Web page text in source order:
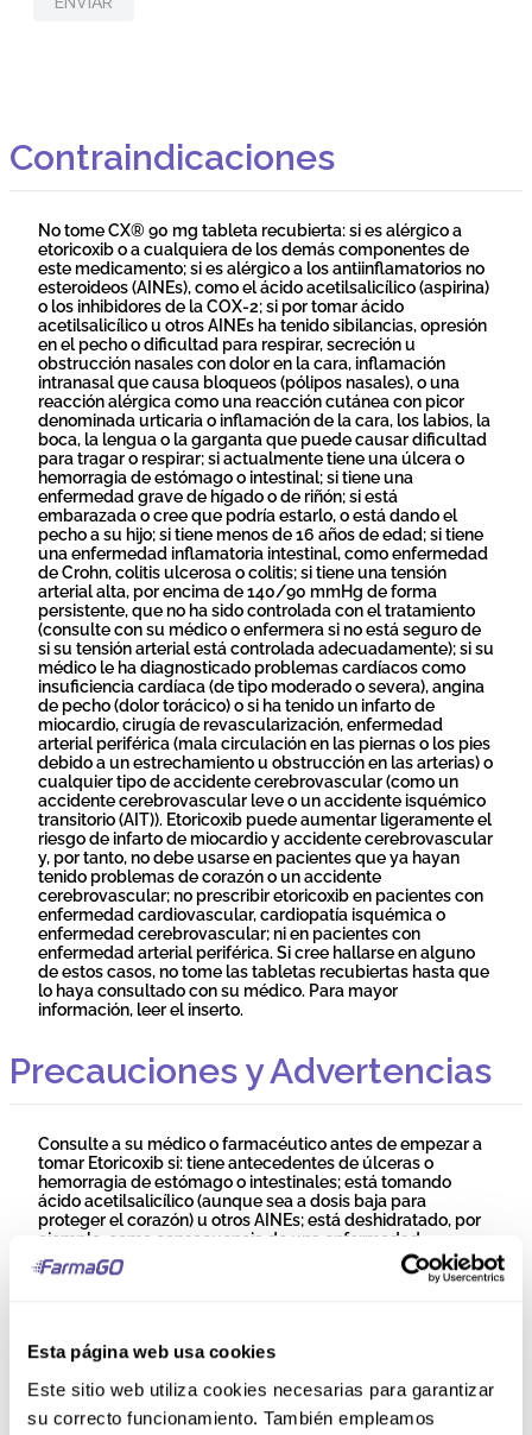
Esta página web usa cookies
Este sitio web utiliza cookies necesarias para garantizar
su correcto funcionamiento. También empleamos
Contraindicaciones
No tome CX® 90 mg tableta recubierta: si es alérgico a
etoricoxib o a cualquiera de los demás componentes de
este medicamento; si es alérgico a los antiinflamatorios no
esteroideos (AINEs), como el ácido acetilsalicílico (aspirina)
o los inhibidores de la COX-2; si por tomar ácido
acetilsalicílico u otros AINEs ha tenido sibilancias, opresión
en el pecho o dificultad para respirar, secreción u
obstrucción nasales con dolor en la cara, inflamación
intranasal que causa bloqueos (pólipos nasales), o una
reacción alérgica como una reacción cutánea con picor
denominada urticaria o inflamación de la cara, los labios, la
boca, la lengua o la garganta que puede causar dificultad
para tragar o respirar; si actualmente tiene una úlcera o
hemorragia de estómago o intestinal; si tiene una
enfermedad grave de hígado o de riñón; si está
embarazada o cree que podría estarlo, o está dando el
pecho a su hijo; si tiene menos de 16 años de edad; si tiene
una enfermedad inflamatoria intestinal, como enfermedad
de Crohn, colitis ulcerosa o colitis; si tiene una tensión
arterial alta, por encima de 140/90 mmHg de forma
persistente, que no ha sido controlada con el tratamiento
(consulte con su médico o enfermera si no está seguro de
si su tensión arterial está controlada adecuadamente); si su
médico le ha diagnosticado problemas cardíacos como
insuficiencia cardíaca (de tipo moderado o severa), angina
de pecho (dolor torácico) o si ha tenido un infarto de
miocardio, cirugía de revascularización, enfermedad
arterial periférica (mala circulación en las piernas o los pies
debido a un estrechamiento u obstrucción en las arterias) o
cualquier tipo de accidente cerebrovascular (como un
accidente cerebrovascular leve o un accidente isquémico
transitorio (AIT)). Etoricoxib puede aumentar ligeramente el
riesgo de infarto de miocardio y accidente cerebrovascular
y, por tanto, no debe usarse en pacientes que ya hayan
tenido problemas de corazón o un accidente
cerebrovascular; no prescribir etoricoxib en pacientes con
enfermedad cardiovascular, cardiopatía isquémica o
enfermedad cerebrovascular; ni en pacientes con
enfermedad arterial periférica. Si cree hallarse en alguno
de estos casos, no tome las tabletas recubiertas hasta que
lo haya consultado con su médico. Para mayor
información, leer el inserto.
Precauciones y Advertencias
Consulte a su médico o farmacéutico antes de empezar a
tomar Etoricoxib si: tiene antecedentes de úlceras o
hemorragia de estómago o intestinales; está tomando
ácido acetilsalicílico (aunque sea a dosis baja para
proteger el corazón) u otros AINEs; está deshidratado, por
ejemplo, como consecuencia de una enfermedad
prolongada con vómitos o diarrea; tiene hinchazón debido
a retención de líquidos; tiene antecedentes de tensión
cuando; tiene algún otro problema del corazón, hígado o
puede enmascarar o encubrir la fiebre, que es un signo de
infección; utiliza medicamentos para impedir la
coagulación de la sangre (p. ej., warfarina); es una mujer y